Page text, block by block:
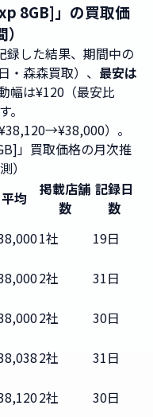
8GB]」の買取価
録した結果、期間中の
・森森買取）、 最安は
幅は¥120（最安比
¥38,120→¥38,000）。
」買取価格の月次推
）
平均
掲載店舗
数
記録日
数
1社
19日
2社
31日
2社
30日
2社
31日
2社
30日